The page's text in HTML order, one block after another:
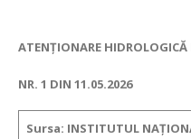
ATENŢIONARE
NR. 1 DIN 11.05.2026
Sursa: INSTITUTUL